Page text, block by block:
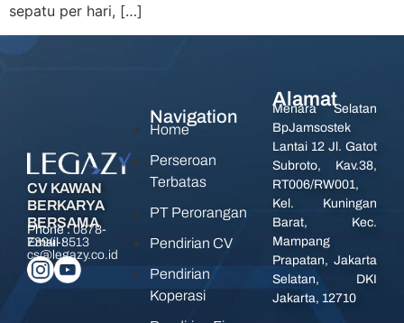
sepatu per hari, […]
CV KAWAN
BERKARYA
BERSAMA
Phone :0878-
7394-8513
Email :
cs@legazy.co.id
Navigation
Home
Perseroan
Terbatas
PT Perorangan
Pendirian CV
Pendirian
Koperasi
Alamat
Menara Selatan
BpJamsostek
Lantai 12 Jl. Gatot
Subroto, Kav.38,
RT006/RW001,
Kel. Kuningan
Barat, Kec.
Mampang
Prapatan, Jakarta
Selatan, DKI
Jakarta, 12710